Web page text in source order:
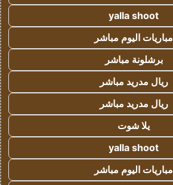
yalla shoot
مباريات اليوم مباشر
برشلونة مباشر
ريال مدريد مباشر
ريال مدريد مباشر
يلا شوت
yalla shoot
مباريات اليوم مباشر